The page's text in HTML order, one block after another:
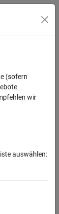
(sofern
wir
auswählen: